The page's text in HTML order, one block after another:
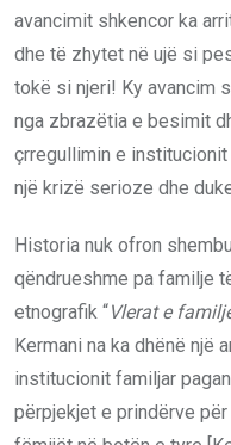
avancimit shkencor ka
dhe të zhytet në ujë si
tokë si njeri! Ky avancim
nga zbrazëtia e besimit
çrregullimin e
një krizë serioze dhe
Historia nuk ofron
qëndrueshme pa familje
etnografik “Vlerat e
Kermani na ka dhënë një
institucionit familjar
përpjekjet e prindërve për